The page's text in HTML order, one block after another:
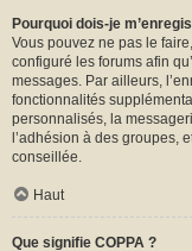
Pourquoi dois-je
Vous pouvez ne pas le
configuré les forums afin
messages. Par ailleurs,
fonctionnalités
personnalisés, la
l’adhésion à des groupes,
conseillée.
Haut
Que signifie COPPA ?